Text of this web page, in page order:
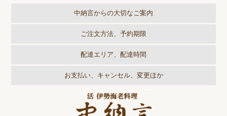
中納言からの大切なご案内
ご注文方法、予約期限
配達エリア、配達時間
お支払い、キャンセル、変更ほか